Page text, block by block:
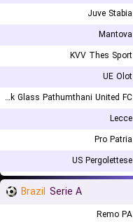
Juve Stabia
Mantova
KVV Thes Sport
UE Olot
Bangkok Glass Pathumthani United FC
Lecce
Pro Patria
US Pergolettese
Brazil Serie A
Remo PA